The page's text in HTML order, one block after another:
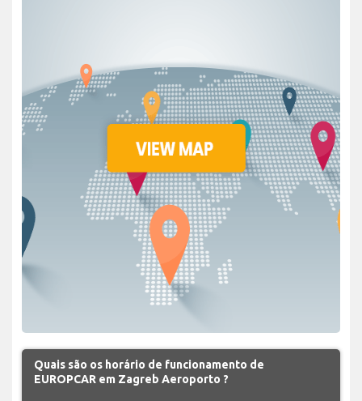
Quais são os horário de funcionamento de
EUROPCAR em Zagreb Aeroporto ?